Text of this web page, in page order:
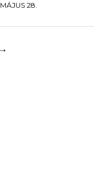
MÁJUS 28.